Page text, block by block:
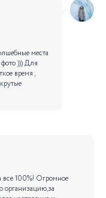
места
))) Для
время ,
все 100%! Огромное
организацию,за